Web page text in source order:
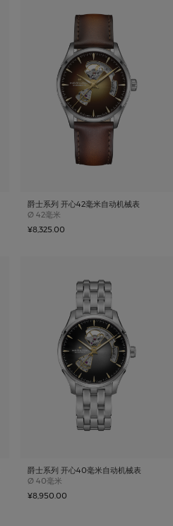
爵士系列 开心42毫米自动机械表
Ø Case size
42毫米
¥8,325.00
爵士系列 开心40毫米自动机械表
Ø Case size
40毫米
¥8,950.00